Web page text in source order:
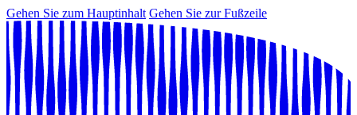
Gehen Sie zum Hauptinhalt Gehen Sie zur Fußzeile